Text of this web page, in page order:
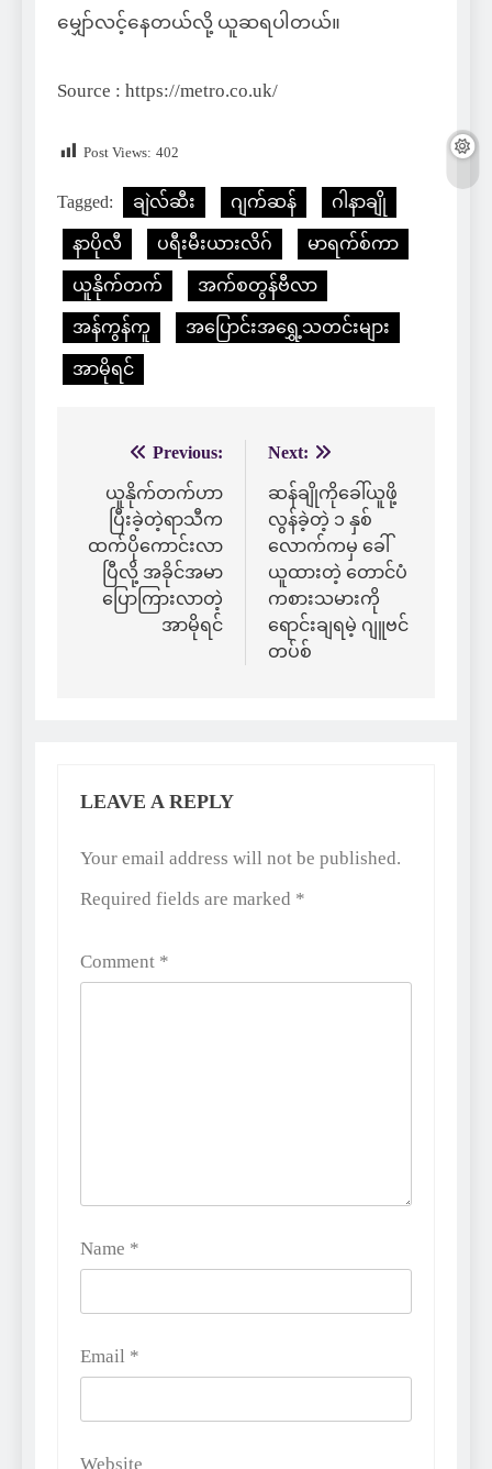
မျှော်လင့်နေတယ်လို့ ယူဆရပါတယ်။
Source : https://metro.co.uk/
Post Views: 402
Tagged: ချဲလ်ဆီး ဂျက်ဆန် ဂါနာချို
နာပိုလီ ပရီးမီးယားလိဂ် မာရက်စ်ကာ
ယူနိုက်တက် အက်စတွန်ဗီလာ
အန်ကွန်ကူ အပြောင်းအရွှေ့သတင်းများ
အာမိုရင်
navigation
Previous:
ယူနိုက်တက်ဟာ
ပြီးခဲ့တဲ့ရာသီက
ထက်ပိုကောင်းလာ
ပြီလို့ အခိုင်အမာ
ပြောကြားလာတဲ့
အာမိုရင်
Next:
ဆန်ချိုကိုခေါ်ယူဖို့
လွန်ခဲ့တဲ့ ၁ နှစ်
လောက်ကမှ ခေါ်
ယူထားတဲ့ တောင်ပံ
ကစားသမားကို
ရောင်းချရမဲ့ ဂျူဗင်
တပ်စ်
LEAVE A REPLY
Your email address will not be published.
Required fields are marked *
Comment *
Name *
Email *
Website
Alternative: